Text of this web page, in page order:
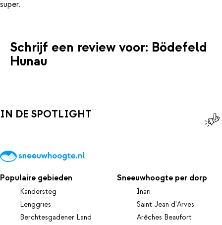
Schrijf een review voor: Bödefeld
Hunau
IN DE SPOTLIGHT
Populaire gebieden
Kandersteg
Lenggries
Berchtesgadener Land
Sneeuwhoogte per dorp
Inari
Saint Jean d'Arves
Arêches Beaufort